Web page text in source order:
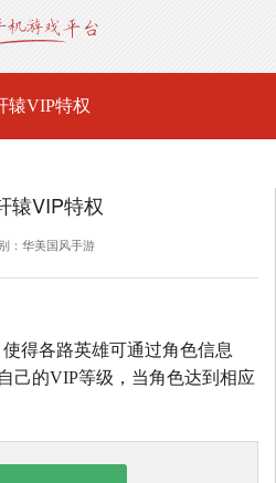
辕VIP特权
辕VIP特权
：华美国风手游
得各路英雄可通过角色信息
己的VIP等级，当角色达到相应